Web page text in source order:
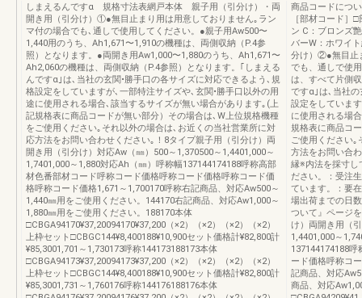
しまえるんですα 規格寸法表網戸本体 親子用（引分け）・両
開き用（引分け）①●無目止まり用は用意しておりません｡ラン
マ付の場合でも､通しで使用してください。●親子用Aw500〜
1,440用のうち、Ah1,671〜1,910の機種は、両側収納（P.4参
照）となります。●両開き用Aw1,000〜1,880のうち、Ah1,671〜
Ah2,060の機種は、両側収納（P.4参照）となります。｢しまえる
んですα｣は､当社の玄関•勝手口の各サイズに対応できるよう､規
格設定をしていますが､一部特注サイズや､玄関•勝手口以外の用
途に使用される場合､該当するサイズが無い場合があります｡(上
記規格表に商品コードが無い部分）その場合は､W上位規格機種
をご使用ください｡それ以外の場合は､お近くの当社営業所に対
応方法をお問い合わせください｡！8タイプ親子用（引分け）両
開き用（引分け）対応Aw（㎜）500～1,370500～1,4401,000～
1,7401,000～1,880対応Ah（㎜）呼称幅137144174188呼称高部
材色番部材コード呼称コード価格呼称コード価格呼称コード価
格呼称コード価格1,671～1,700170呼称右記商品、対応Aw500～
1,440㎜用をご使用ください。144170右記商品、対応Aw1,000～
1,880㎜用をご使用ください。188170本体
□CBGA94170¥37,20094170¥37,200（×2）（×2）（×2）（×2）
上枠セット□CBGC144¥8,400188¥10,900セット価格計¥82,800計
¥85,3001,701～1,730173呼称144173188173本体
□CBGA94173¥37,20094173¥37,200（×2）（×2）（×2）（×2）
上枠セット□CBGC144¥8,400188¥10,900セット価格計¥82,800計
¥85,3001,731～1,760176呼称144176188176本体
商品コードにつ
［部材コード］
ン C：ブロンズ
バーW：ホワイ
分け）②●無目止
でも、通しで使
は、すべて片側
ですα｣は､当社の
設定をしていま
に使用される場
規格表に商品コ
ご使用ください｡
方法をお問い合
縁※内法を採寸し
ださい。：受注
ています。：要
場出荷までの日
ついて』ページ
け）両開き用（
1,4401,000～
137144174188
ード価格呼称コ
記商品、対応
商品、対応